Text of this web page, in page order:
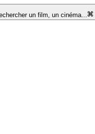
un film, un cinéma...